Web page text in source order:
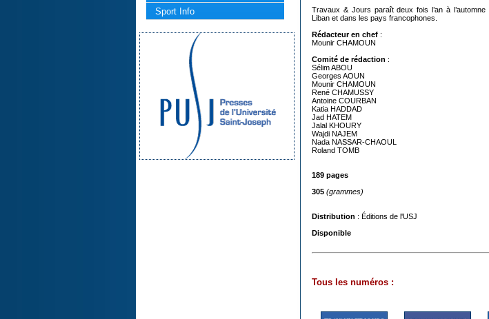
Sport Info
Travaux & Jours paraît deux fois l’an à
Liban et dans les pays francophones.
Rédacteur en chef :
Mounir CHAMOUN
Comité de rédaction :
Sélim ABOU
Georges AOUN
Mounir CHAMOUN
René CHAMUSSY
Antoine COURBAN
Katia HADDAD
Jad HATEM
Jalal KHOURY
Wajdi NAJEM
Nada NASSAR-CHAOUL
Roland TOMB
189 pages
305 (grammes)
Distribution : Éditions de l'USJ
Disponible
Tous les numéros :